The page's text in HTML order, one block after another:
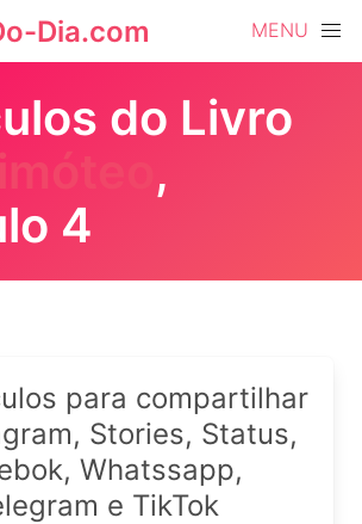
Dia.com MENU
do Livro
,
4
para compartilhar
Stories, Status,
Whatssapp,
e TikTok